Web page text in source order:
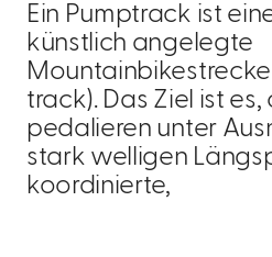
Ein Pumptrack ist
künstlich angelegte
Mountainbikestrecke
track). Das Ziel ist es,
pedalieren unter
stark welligen
koordinierte,